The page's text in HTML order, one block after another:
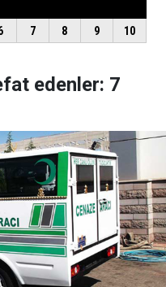
edenler: 7